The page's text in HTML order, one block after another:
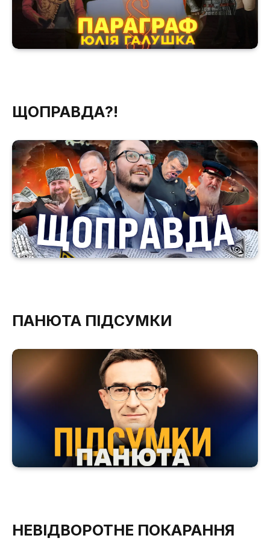
ЩОПРАВДА?!
ПАНЮТА ПІДСУМКИ
НЕВІДВОРОТНЕ ПОКАРАННЯ